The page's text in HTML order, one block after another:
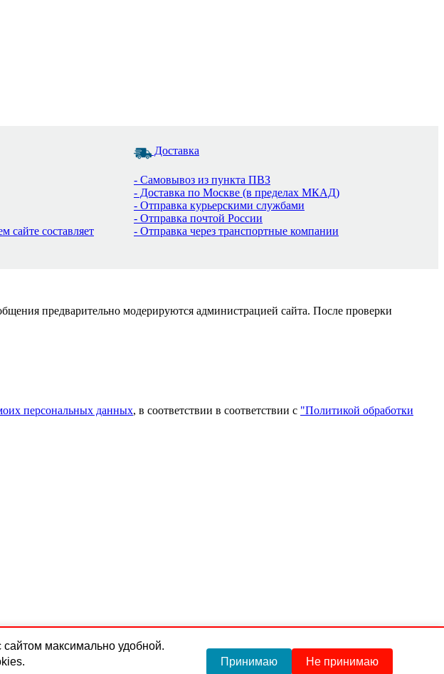
сайте составляет
Доставка
- Самовывоз из пункта ПВЗ
- Доставка по Москве (в пределах МКАД)
- Отправка курьерскими службами
- Отправка почтой России
- Отправка через транспортные компании
предварительно модерируются администрацией сайта. После проверки
персональных данных, в соответствии в соответствии с "Политикой обработки
максимально удобной.
Принимаю Не принимаю